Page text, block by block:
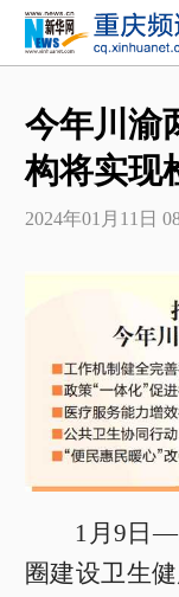
今年川渝
构将实现
2024年01月11日
1月9日
圈建设卫生